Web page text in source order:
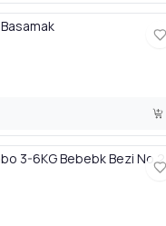
3-6KG Bebebk Bezi No 2